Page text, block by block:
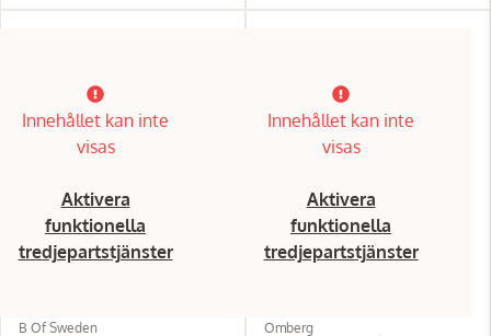
Innehållet kan inte
visas
Aktivera
funktionella
tredjepartstjänster
B Of Sweden
Innehållet kan inte
visas
Aktivera
funktionella
tredjepartstjänster
Omberg